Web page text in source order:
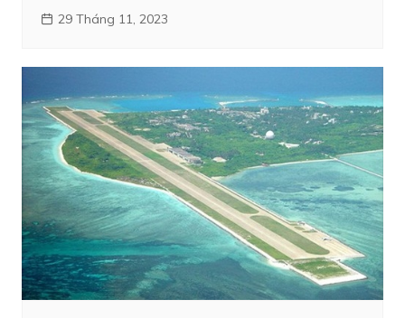
29 Tháng 11, 2023